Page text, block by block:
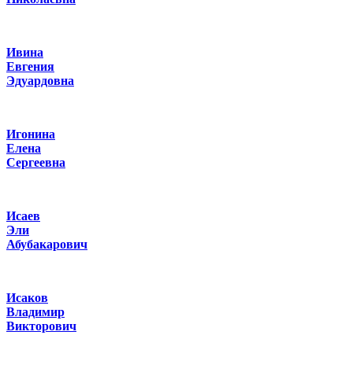
Ивина
Евгения
Эдуардовна
Игонина
Елена
Сергеевна
Исаев
Эли
Абубакарович
Исаков
Владимир
Викторович